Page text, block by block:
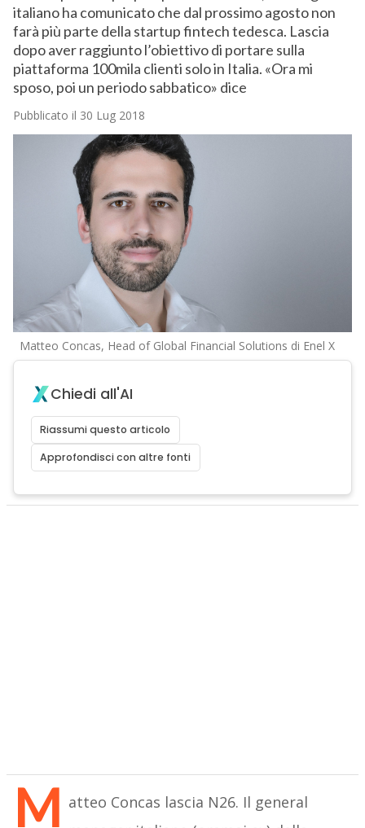
italiano ha comunicato che dal prossimo agosto non
farà più parte della startup fintech tedesca. Lascia
dopo aver raggiunto l’obiettivo di portare sulla
piattaforma 100mila clienti solo in Italia. «Ora mi
sposo, poi un periodo sabbatico» dice
Pubblicato il 30 Lug 2018
Matteo Concas, Head of Global Financial Solutions di Enel X
Chiedi all'AI
Riassumi questo articolo
Approfondisci con altre fonti
M atteo Concas lascia N26. Il general